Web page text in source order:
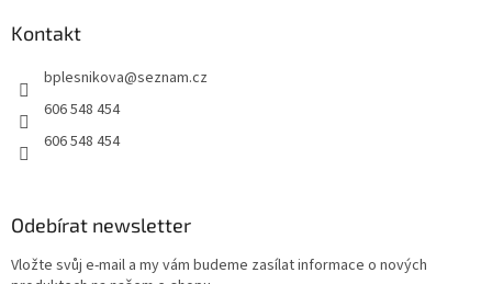
Kontakt
bplesnikova@seznam.cz
606 548 454
606 548 454
Odebírat newsletter
Vložte svůj e-mail a my vám budeme zasílat informace o nových